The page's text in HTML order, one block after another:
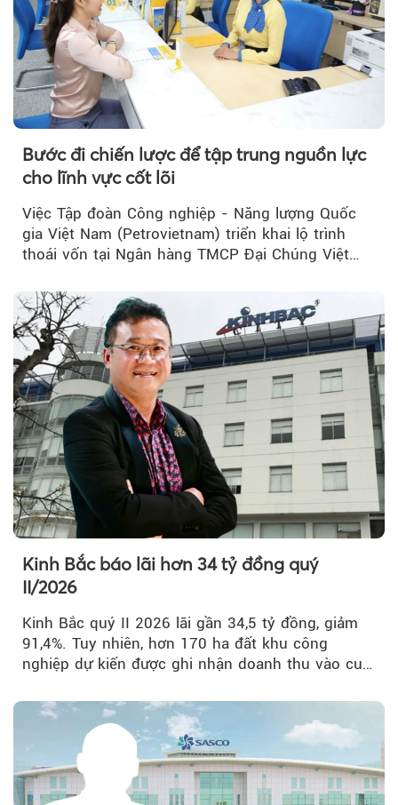
Bước đi chiến lược để tập trung nguồn lực
cho lĩnh vực cốt lõi
Việc Tập đoàn Công nghiệp - Năng lượng Quốc
gia Việt Nam (Petrovietnam) triển khai lộ trình
thoái vốn tại Ngân hàng TMCP Đại Chúng Việt
Kinh Bắc báo lãi hơn 34 tỷ đồng quý
II/2026
Kinh Bắc quý II 2026 lãi gần 34,5 tỷ đồng, giảm
91,4%. Tuy nhiên, hơn 170 ha đất khu công
nghiệp dự kiến được ghi nhận doanh thu vào cuối